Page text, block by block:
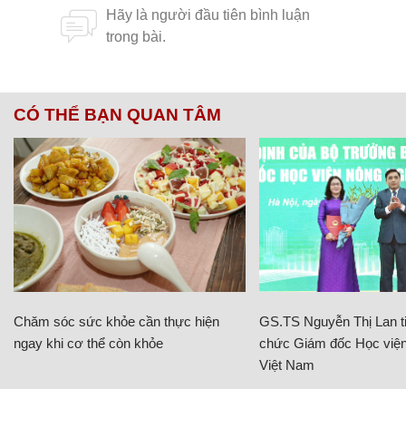
CÓ THỂ BẠN QUAN TÂM
Chăm sóc sức khỏe cần thực hiện
ngay khi cơ thể còn khỏe
GS.TS Nguyễn Thị Lan
chức Giám đốc Học
Việt Nam